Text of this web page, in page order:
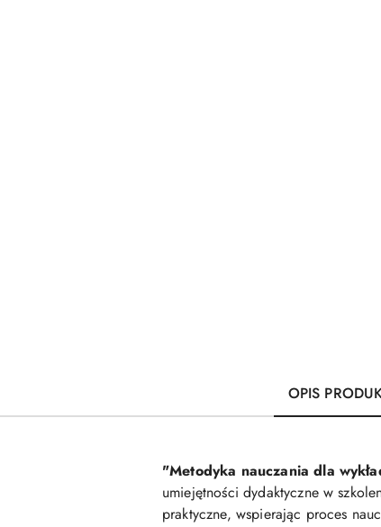
OPIS
"Metodyka nauczania dla
umiejętności dydaktyczne w
praktyczne, wspierając proces